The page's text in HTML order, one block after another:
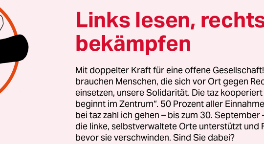
Südosten Mecklenburg-Vorpommerns gelegenen
eine Ausstellung zur Dorfgeschichte zu gestalten.
er auf den italienischen Komponisten
der im Ort sechs Sonaten für den jungen Baron
Eickstedt komponiert hatte. In der Universität von Loui­sia­
Näheres und in der französischen Nationalbibliothek
die in Paris gedruckt worden war. In einem Londoner
er eine Dissertation über Paganelli.
wollte Meier in der zum Schloss gehörenden
Links lesen,
bekämpfen
Mit doppelter Kraft für eine offene
brauchen Menschen, die sich vor Ort gegen
einsetzen, unsere Solidarität. Die taz
beginnt im Zentrum“. 50 Prozent aller
bei taz zahl ich gehen – bis zum 30. September
die linke, selbstverwaltete Orte unterstützt und
bevor sie verschwinden. Sind Sie dabei?